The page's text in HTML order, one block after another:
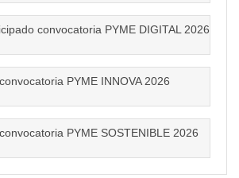
convocatoria PYME DIGITAL 2026
PYME INNOVA 2026
PYME SOSTENIBLE 2026